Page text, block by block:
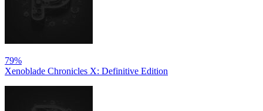
79%
Xenoblade Chronicles X: Definitive Edition